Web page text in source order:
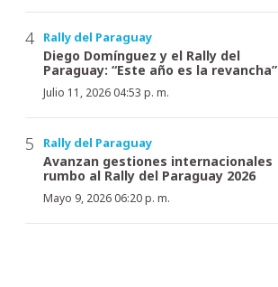
Rally del Paraguay
Diego Domínguez y el Rally del
Paraguay: “Este año es la revancha”
Julio 11, 2026 04:53 p. m.
Rally del Paraguay
Avanzan gestiones internacionales
rumbo al Rally del Paraguay 2026
Mayo 9, 2026 06:20 p. m.